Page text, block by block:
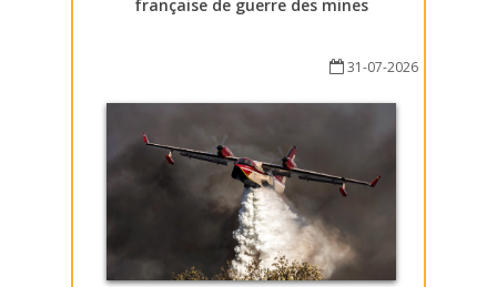
française de guerre des mines
31-07-2026